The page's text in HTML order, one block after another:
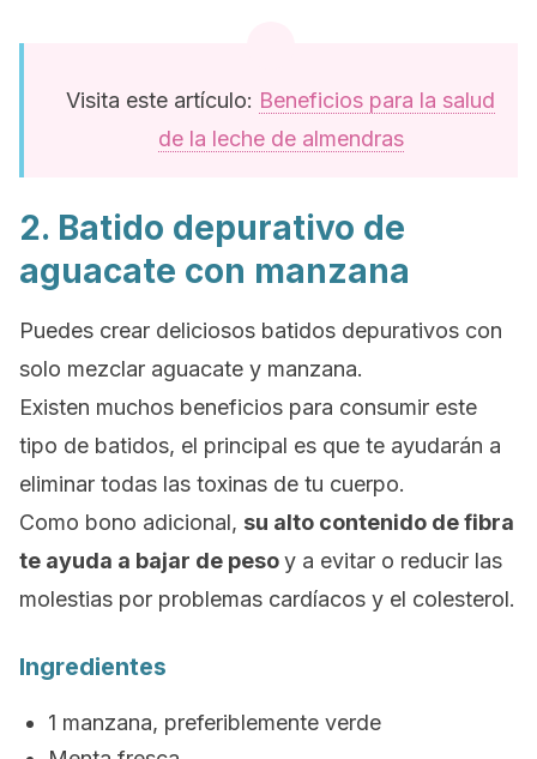
Visita este artículo: Beneficios para la salud
de la leche de almendras
2. Batido depurativo de
aguacate con manzana
Puedes crear deliciosos batidos depurativos con
solo mezclar aguacate y manzana.
Existen muchos beneficios para consumir este
tipo de batidos, el principal es que te ayudarán a
eliminar todas las toxinas de tu cuerpo.
Como bono adicional, su alto contenido defibra
te ayuda a bajar de pesoy a evitar o reducir las
molestias por problemas cardíacos y el colesterol.
Ingredientes
1 manzana, preferiblemente verde